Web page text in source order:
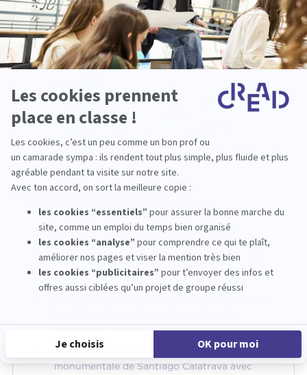
Leurs axes principaux de production :
Utiliser le biomimétisme pour intégrer
harmonieusement l'architecture au paysage
côtier (la passerelle suit la courbe de la côte
par exemple).
calanques de la région.
Rendre hommage à l'architecture organique et
monumentale de Santiago Calatrava avec